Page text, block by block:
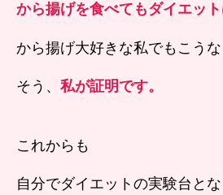
から揚げを食べてもダイエッ
から揚げ大好きな私でもこうな
そう、 私が証明です。
これからも
自分でダイエットの実験台とな